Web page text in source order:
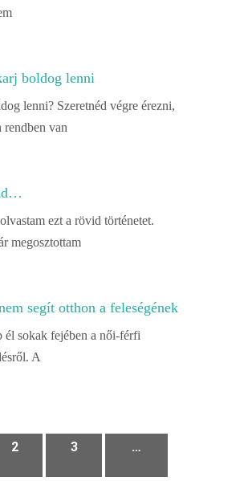
boldog lenni
lenni? Szeretnéd végre érezni,
rendben van
ezt a rövid történetet.
megosztottam
segít otthon a feleségének
él sokak fejében a női-férfi
A
2 3 …